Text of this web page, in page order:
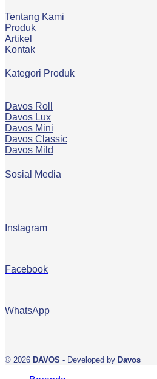
Tentang Kami
Produk
Artikel
Kontak
Kategori Produk
Davos Roll
Davos Lux
Davos Mini
Davos Classic
Davos Mild
Sosial Media
Instagram
Facebook
WhatsApp
© 2026 DAVOS - Developed by Davos